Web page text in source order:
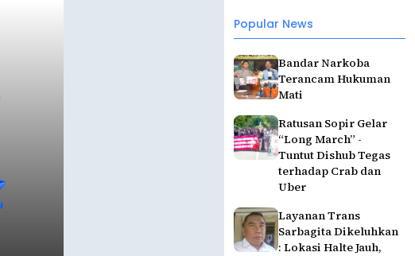
Popular News
Bandar Narkoba
Terancam Hukuman
Mati
Ratusan Sopir Gelar
“Long March” -
Tuntut Dishub Tegas
terhadap Crab dan
Uber
Layanan Trans
Sarbagita Dikeluhkan
: Lokasi Halte Jauh,